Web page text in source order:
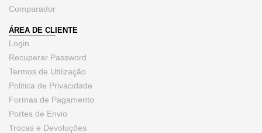
Comparador
ÁREA DE CLIENTE
Login
Recuperar Password
Termos de Utilização
Politica de Privacidade
Formas de Pagamento
Portes de Envio
Trocas e Devoluções